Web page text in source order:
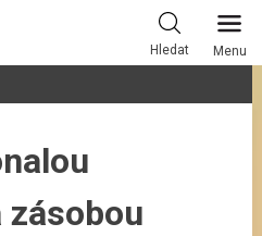
Hledat Menu